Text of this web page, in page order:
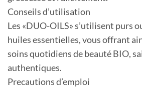
Conseils d’utilisation
Les «DUO-OILS» s’utilisent purs
huiles essentielles, vous offrant
soins quotidiens de beauté BIO,
authentiques.
Precautions d’emploi